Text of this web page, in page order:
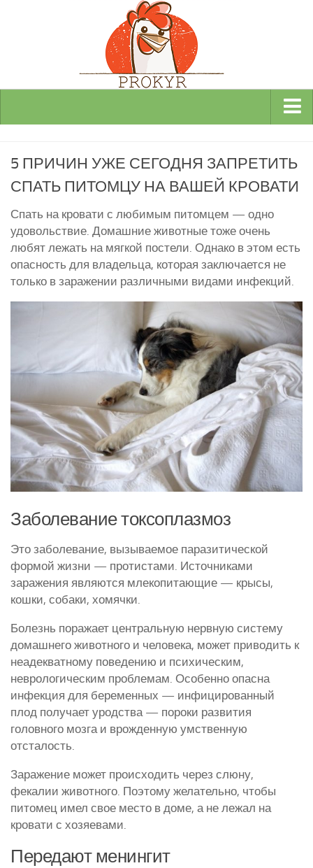
Декоративные
Мясные
Яичные
Инкубаторы
Здоровье кур
Разведение и содержание кур
Курятники и клетки
Полезное о курах
Другие птицы
Гуси
Индюки
Перепела
Утки
5 ПРИЧИН УЖЕ СЕГОДНЯ ЗАПРЕТИТЬ
СПАТЬ ПИТОМЦУ НА ВАШЕЙ КРОВАТИ
Спать на кровати с любимым питомцем — одно
удовольствие. Домашние животные тоже очень
любят лежать на мягкой постели. Однако в этом есть
опасность для владельца, которая заключается не
только в заражении различными видами инфекций.
Заболевание токсоплазмоз
Это заболевание, вызываемое паразитической
формой жизни — протистами. Источниками
заражения являются млекопитающие — крысы,
кошки, собаки, хомячки.
Болезнь поражает центральную нервную систему
домашнего животного и человека, может приводить к
неадекватному поведению и психическим,
неврологическим проблемам. Особенно опасна
инфекция для беременных — инфицированный
плод получает уродства — пороки развития
головного мозга и врожденную умственную
отсталость.
Заражение может происходить через слюну,
фекалии животного. Поэтому желательно, чтобы
питомец имел свое место в доме, а не лежал на
кровати с хозяевами.
Передают менингит